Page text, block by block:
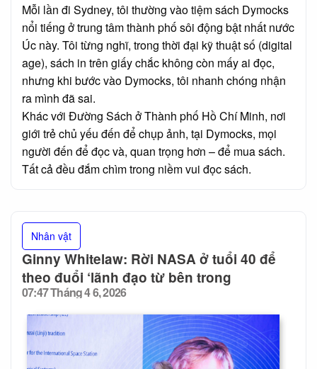
Mỗi lần đi Sydney, tôi thường vào tiệm sách Dymocks
nổi tiếng ở trung tâm thành phố sôi động bật nhất nước
Úc này. Tôi từng nghĩ, trong thời đại kỹ thuật số (digital
age), sách in trên giấy chắc không còn mấy ai đọc,
nhưng khi bước vào Dymocks, tôi nhanh chóng nhận
ra mình đã sai.
Khác với Đường Sách ở Thành phố Hồ Chí Minh, nơi
giới trẻ chủ yếu đến để chụp ảnh, tại Dymocks, mọi
người đến để đọc và, quan trọng hơn – để mua sách.
Tất cả đều đắm chìm trong niềm vui đọc sách.
Nhân vật
Ginny Whitelaw: Rời NASA ở tuổi 40 để
theo đuổi ‘lãnh đạo từ bên trong
Posted
on
07:47 Tháng 4 6, 2026